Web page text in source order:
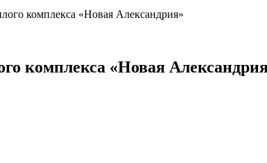
комплекса «Новая Александрия»
комплекса «Новая